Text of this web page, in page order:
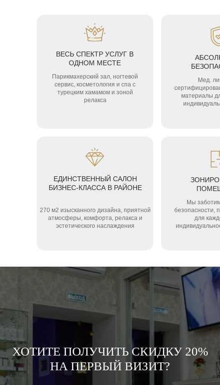
ВЕСЬ СПЕКТР УСЛУГ В
ОДНОМ МЕСТЕ
Парикмахерский зал, ногтевой
сервис, косметология и спа с
турецким хамамом и зоной
релакса
ЕДИНСТВЕННЫЙ САЛОН
БИЗНЕС-КЛАССА В РАЙОНЕ
Мед.
материалы
270 м2 изысканного дизайна, приятной
атмосферы, комфорта, релакса и
эстетического наслаждения
Мы
безопасности,
для
ХОТИТЕ ПОЛУЧИТЬ СКИДКУ 20%
НА ПЕРВЫЙ ВИЗИТ?